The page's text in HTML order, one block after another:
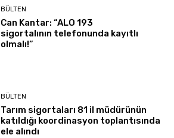
BÜLTEN
Can Kantar: “ALO 193
sigortalının telefonunda kayıtlı
olmalı!”
BÜLTEN
Tarım sigortaları 81 il müdürünün
katıldığı koordinasyon toplantısında
ele alındı